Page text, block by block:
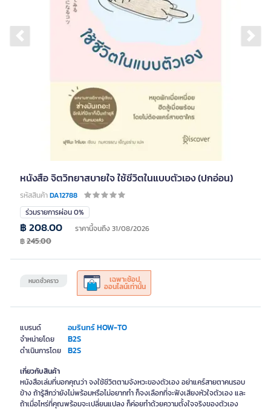
Previous slide
หนังสือ จิตวิทยาสบายใจ ใช้ชีวิตในแบบตัวเอง (ปกอ่อน)
รหัสสินค้าDA12788
แบรนด์ อมรินทร์ HOW-TO
จำหน่ายโดย B2S
ดำเนินการโดย B2S
ร่วมรายการผ่อน 0%
หมดชั่วคราว เฉพาะช้อป
ออนไลน์เท่านั้น
฿ 208.00 ราคานี้จนถึง 31/08/2026
฿245.00
เกี่ยวกับสินค้า
หนังสือเล่มที่บอกคุณว่า จงใช้ชีวิตตามจังหวะของตัวเอง อย่าแคร์สายตาคนรอบ
ข้าง ถ้ารู้สึกว่ายังไม่พร้อมหรือไม่อยากทำ ก็จงเลือกที่จะฟังเสียงหัวใจตัวเอง และ
ถ้าเมื่อไหร่ที่คุณพร้อมจะเปลี่ยนแปลง ก็ค่อยทำด้วยความตั้งใจจริงของตัวเอง